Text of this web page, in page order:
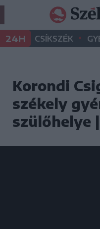
24H CSÍKSZÉK •
Korondi
székely
szülőhelye